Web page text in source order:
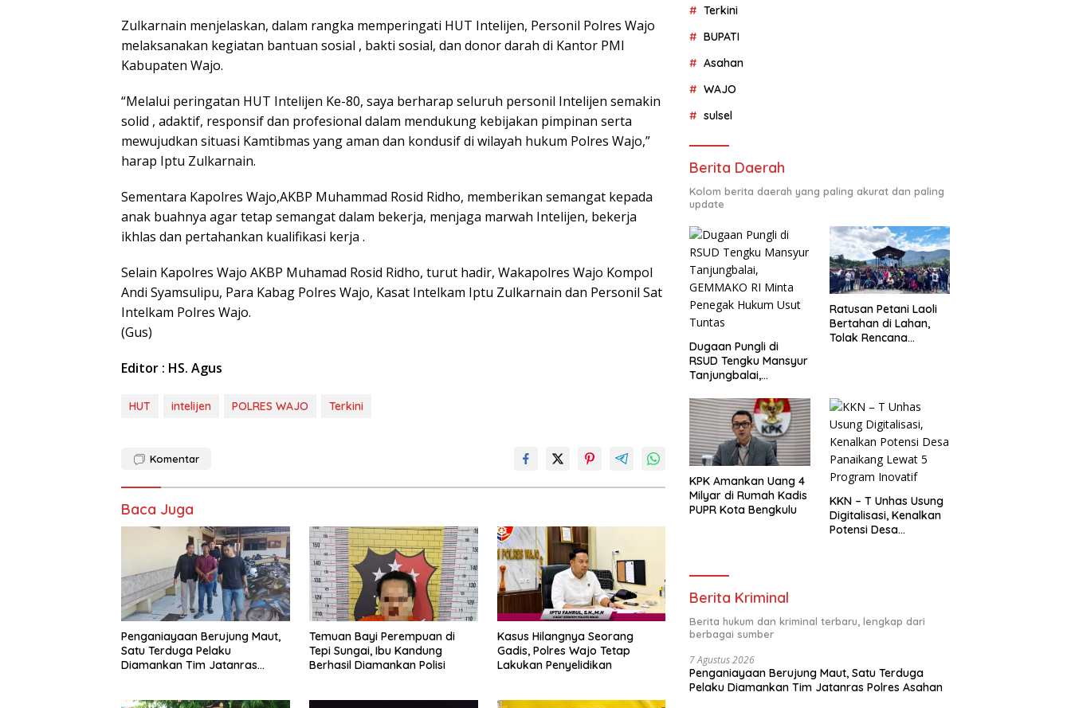
Zulkarnain menjelaskan, dalam rangka memperingati HUT Intelijen, Personil Polres Wajo
melaksanakan kegiatan bantuan sosial , bakti sosial, dan donor darah di Kantor PMI
Kabupaten Wajo.
“Melalui peringatan HUT Intelijen Ke-80, saya berharap seluruh personil Intelijen semakin
solid , adaktif, responsif dan profesional dalam mendukung kebijakan pimpinan serta
mewujudkan situasi Kamtibmas yang aman dan kondusif di wilayah hukum Polres Wajo,”
harap Iptu Zulkarnain.
Sementara Kapolres Wajo,AKBP Muhammad Rosid Ridho, memberikan semangat kepada
anak buahnya agar tetap semangat dalam bekerja, menjaga marwah Intelijen, bekerja
ikhlas dan pertahankan kualifikasi kerja .
Selain Kapolres Wajo AKBP Muhamad Rosid Ridho, turut hadir, Wakapolres Wajo Kompol
Andi Syamsulipu, Para Kabag Polres Wajo, Kasat Intelkam Iptu Zulkarnain dan Personil Sat
Intelkam Polres Wajo.
(Gus)
Editor : HS. Agus
HUT intelijen POLRES WAJO Terkini
Komentar
Baca Juga
Penganiayaan Berujung Maut,
Satu Terduga Pelaku
Diamankan Tim Jatanras
Temuan Bayi Perempuan di
Tepi Sungai, Ibu Kandung
Berhasil Diamankan Polisi
Kasus Hilangnya Seorang
Gadis, Polres Wajo Tetap
Lakukan Penyelidikan
Terkini
BUPATI
Asahan
WAJO
sulsel
Berita Daerah
Kolom berita daerah yang paling akurat dan paling
update
Dugaan Pungli di
RSUD Tengku Mansyur
Tanjungbalai,
Penegak Hukum Usut
Tuntas
Ratusan Petani Laoli
Bertahan di Lahan,
Tolak Rencana
KPK Amankan Uang 4
Milyar di Rumah Kadis
PUPR Kota Bengkulu
KKN – T Unhas Usung
Digitalisasi, Kenalkan
Potensi Desa
Berita Kriminal
Berita hukum dan kriminal terbaru, lengkap dari
berbagai sumber
7 Agustus 2026
Penganiayaan Berujung Maut, Satu Terduga
Pelaku Diamankan Tim Jatanras Polres Asahan